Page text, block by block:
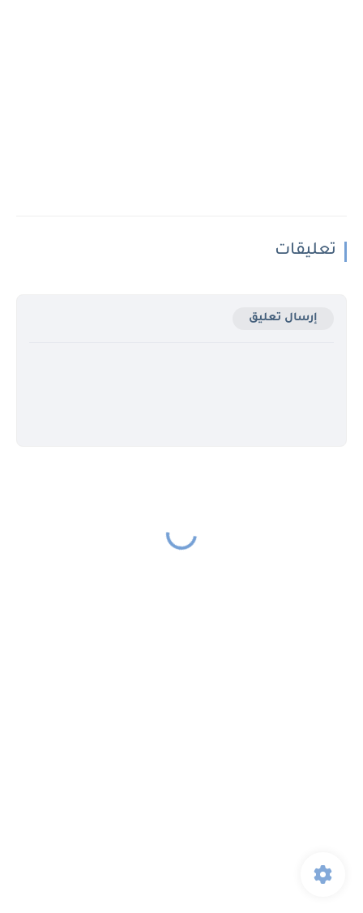
تعليقات
إرسال تعليق